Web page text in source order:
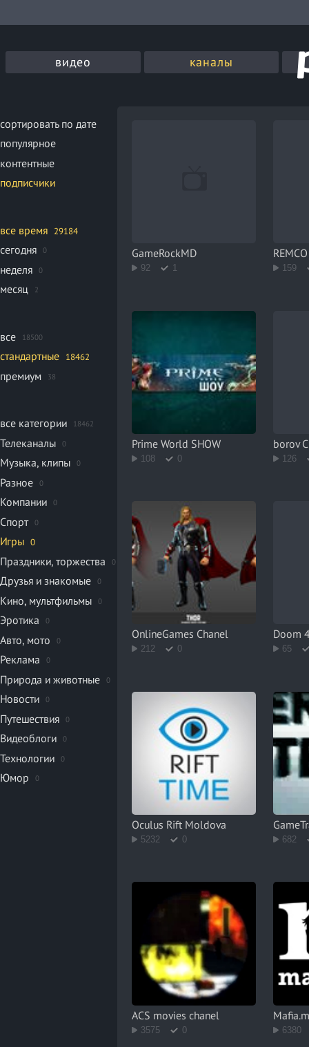
видео каналы
сортировать по дате
популярное
контентные
подписчики
все время 29184
сегодня 0
неделя 0
месяц 2
все 18500
стандартные 18462
премиум 38
все категории 18462
Телеканалы 0
Музыка, клипы 0
Разное 0
Компании 0
Спорт 0
Игры 0
Праздники, торжества 0
Друзья и знакомые 0
Кино, мультфильмы 0
Эротика 0
Авто, мото 0
Реклама 0
Природа и животные 0
Новости 0
Путешествия 0
Видеоблоги 0
Технологии 0
Юмор 0
GameRockMD
92 1 159
Prime World SHOW
108 0
borov
126
OnlineGames Chanel
212 0
Doom
65
Oculus Rift Moldova
5232 0 682
ACS movies chanel
3575 0 6380